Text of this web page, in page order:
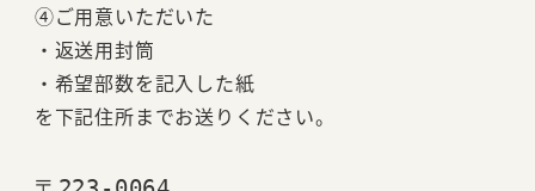
④ご用意いただいた
・返送用封筒
・希望部数を記入した紙
を下記住所までお送りください。